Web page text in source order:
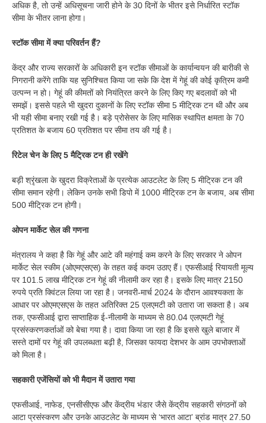
अधिक है, तो उन्हें अधिसूचना जारी होने के 30 दिनों के भीतर इसे निर्धारित स्टॉक
सीमा के भीतर लाना होगा।
स्टॉक सीमा में क्या परिवर्तन हैं?
केंद्र और राज्य सरकारों के अधिकारी इन स्टॉक सीमाओं के कार्यान्वयन की बारीकी से
निगरानी करेंगे ताकि यह सुनिश्चित किया जा सके कि देश में गेहूं की कोई कृत्रिम कमी
उत्पन्न न हो। गेहूं की कीमतों को नियंत्रित करने के लिए किए गए बदलावों को भी
समझें। इससे पहले भी खुदरा दुकानों के लिए स्टॉक सीमा 5 मीट्रिक टन थी और अब
भी यही सीमा बनाए रखी गई है। बड़े प्रोसेसर के लिए मासिक स्थापित क्षमता के 70
प्रतिशत के बजाय 60 प्रतिशत पर सीमा तय की गई है।
रिटेल चेन के लिए 5 मैट्रिक टन ही रखेंगे
बड़ी श्रृंखला के खुदरा विक्रेताओं के प्रत्येक आउटलेट के लिए 5 मीट्रिक टन की
सीमा समान रहेगी। लेकिन उनके सभी डिपो में 1000 मीट्रिक टन के बजाय, अब सीमा
500 मीट्रिक टन होगी।
ओपन मार्केट सेल की गणना
मंत्रालय ने कहा है कि गेहूं और आटे की महंगाई कम करने के लिए सरकार ने ओपन
मार्केट सेल स्कीम (ओएमएसएस) के तहत कई कदम उठाए हैं। एफसीआई रियायती मूल्य
पर 101.5 लाख मीट्रिक टन गेहूं की नीलामी कर रहा है। इसके लिए मात्र 2150
रुपये प्रति क्विंटल लिया जा रहा है। जनवरी-मार्च 2024 के दौरान आवश्यकता के
आधार पर ओएमएसएस के तहत अतिरिक्त 25 एलएमटी को उतारा जा सकता है। अब
तक, एफसीआई द्वारा साप्ताहिक ई-नीलामी के माध्यम से 80.04 एलएमटी गेहूं
प्रसंस्करणकर्ताओं को बेचा गया है। दावा किया जा रहा है कि इससे खुले बाजार में
सस्ते दामों पर गेहूं की उपलब्धता बढ़ी है, जिसका फायदा देशभर के आम उपभोक्ताओं
को मिला है।
सहकारी एजेंसियों को भी मैदान में उतारा गया
एफसीआई, नाफेड, एनसीसीएफ और केंद्रीय भंडार जैसे केंद्रीय सहकारी संगठनों को
आटा प्रसंस्करण और उनके आउटलेट के माध्यम से ‘भारत आटा’ ब्रांड मात्र 27.50